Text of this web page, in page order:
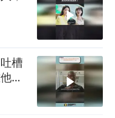
槽
都